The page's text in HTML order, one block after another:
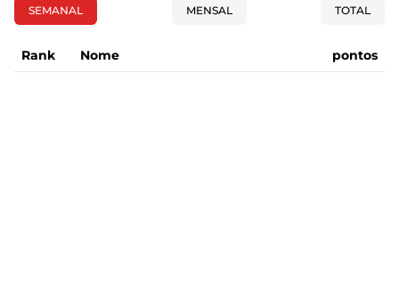
SEMANAL MENSAL TOTAL
Rank Nome pontos